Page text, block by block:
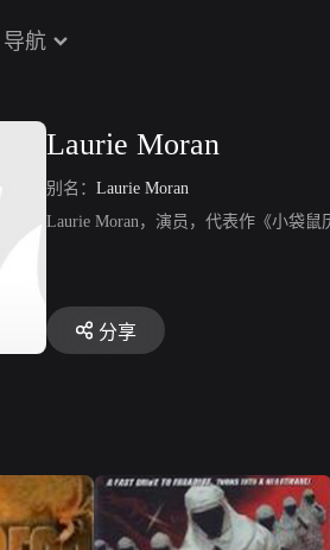
导航
Laurie Moran
别名： Laurie Moran
Laurie Moran，演员，代表作《小袋鼠
分享